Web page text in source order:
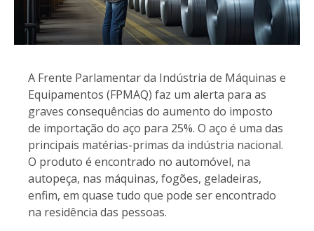
A Frente Parlamentar da Indústria de Máquinas e
Equipamentos (FPMAQ) faz um alerta para as
graves consequências do aumento do imposto
de importação do aço para 25%. O aço é uma das
principais matérias-primas da indústria nacional.
O produto é encontrado no automóvel, na
autopeça, nas máquinas, fogões, geladeiras,
enfim, em quase tudo que pode ser encontrado
na residência das pessoas.